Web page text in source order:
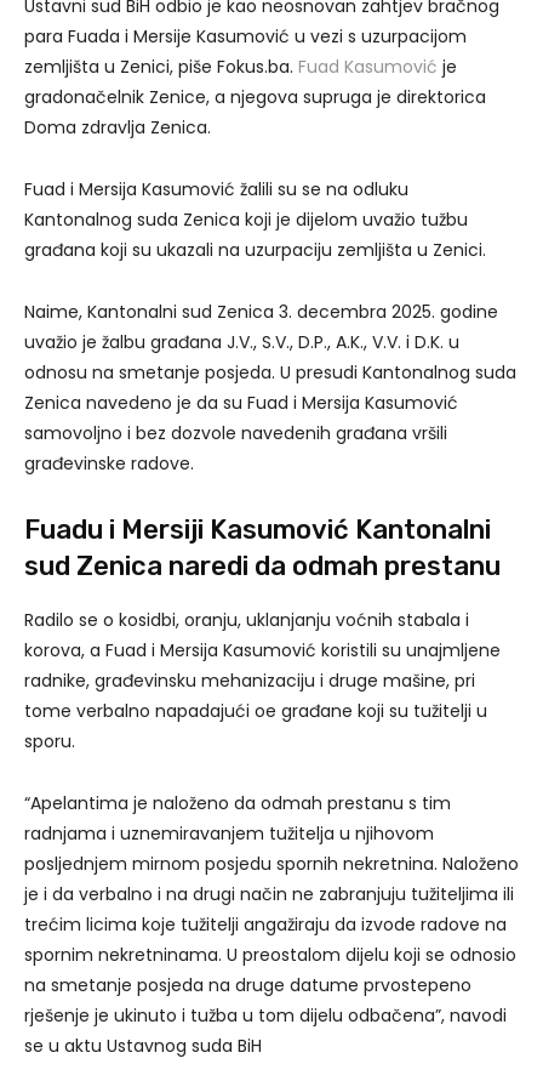
Ustavni sud BiH odbio je kao neosnovan zahtjev bračnog
para Fuada i Mersije Kasumović u vezi s uzurpacijom
zemljišta u Zenici, piše Fokus.ba. Fuad Kasumović je
gradonačelnik Zenice, a njegova supruga je direktorica
Doma zdravlja Zenica.
Fuad i Mersija Kasumović žalili su se na odluku
Kantonalnog suda Zenica koji je dijelom uvažio tužbu
građana koji su ukazali na uzurpaciju zemljišta u Zenici.
Naime, Kantonalni sud Zenica 3. decembra 2025. godine
uvažio je žalbu građana J.V., S.V., D.P., A.K., V.V. i D.K. u
odnosu na smetanje posjeda. U presudi Kantonalnog suda
Zenica navedeno je da su Fuad i Mersija Kasumović
samovoljno i bez dozvole navedenih građana vršili
građevinske radove.
Fuadu i Mersiji Kasumović Kantonalni
sud Zenica naredi da odmah prestanu
Radilo se o kosidbi, oranju, uklanjanju voćnih stabala i
korova, a Fuad i Mersija Kasumović koristili su unajmljene
radnike, građevinsku mehanizaciju i druge mašine, pri
tome verbalno napadajući oe građane koji su tužitelji u
sporu.
“Apelantima je naloženo da odmah prestanu s tim
radnjama i uznemiravanjem tužitelja u njihovom
posljednjem mirnom posjedu spornih nekretnina. Naloženo
je i da verbalno i na drugi način ne zabranjuju tužiteljima ili
trećim licima koje tužitelji angažiraju da izvode radove na
spornim nekretninama. U preostalom dijelu koji se odnosio
na smetanje posjeda na druge datume prvostepeno
rješenje je ukinuto i tužba u tom dijelu odbačena”, navodi
se u aktu Ustavnog suda BiH